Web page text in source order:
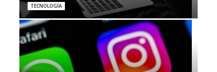
TECNOLOGÍA